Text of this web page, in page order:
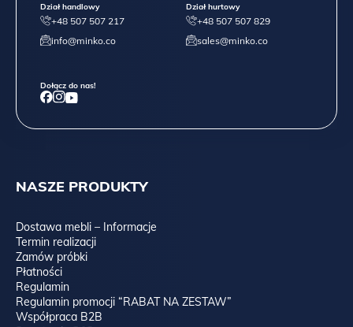
NASZE PRODUKTY
Dostawa mebli – Informacje
Termin realizacji
Zamów próbki
Płatności
Regulamin
Regulamin promocji “RABAT NA ZESTAW”
Współpraca B2B
Dział handlowy
+48 507 507 217
info@minko.co
Dział hurtowy
+48 507 507 829
sales@minko.co
Dołącz do nas!